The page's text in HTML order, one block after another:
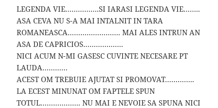
LEGENDA VIE…………….SI IARASI LEGENDA VIE……..
ASA CEVA NU S-A MAI INTALNIT IN TARA
ROMANEASCA……………………. MAI ALES INTRUN AN
ASA DE CAPRICIOS……………….
NICI ACUM N-MI GASESC CUVINTE NECESARE PT
LAUDA…………
ACEST OM TREBUIE AJUTAT SI PROMOVAT…………..
LA ECEST MINUNAT OM FAPTELE SPUN
TOTUL………………. NU MAI E NEVOIE SA SPUNA NICI